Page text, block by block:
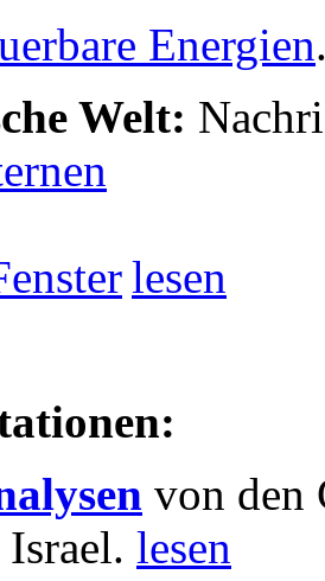
Energien
Welt:
lesen
von den
Israel. lesen